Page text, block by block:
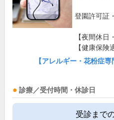
登園許可証
【夜間休日
【健康保険
【アレルギー・花粉症
診療／受付時間・休診日
受診まで